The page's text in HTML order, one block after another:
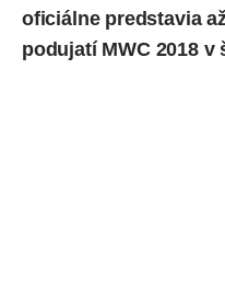
oficiálne predstavia
podujatí MWC 2018v